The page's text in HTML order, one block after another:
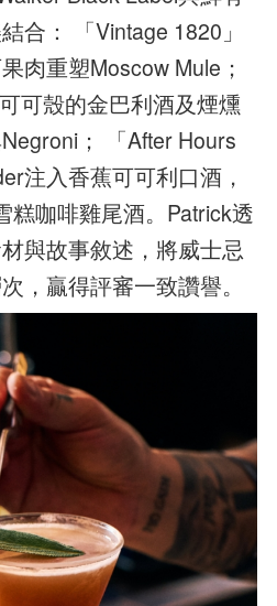
合： 「Vintage 1820」
肉重塑Moscow Mule；
可殼的金巴利酒及煙燻
； 「After Hours
注入香蕉可可利口酒，
糕咖啡雞尾酒。Patrick透
與故事敘述，將威士忌
，贏得評審一致讚譽。